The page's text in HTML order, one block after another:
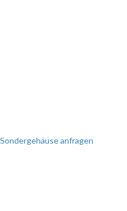
Sondergehäuse anfragen